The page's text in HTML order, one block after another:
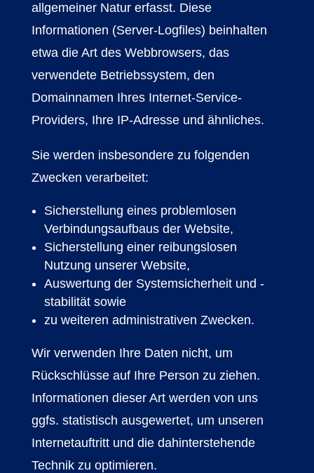
allgemeiner Natur erfasst. Diese
Informationen (Server-Logfiles) beinhalten
etwa die Art des Webbrowsers, das
verwendete Betriebssystem, den
Domainnamen Ihres Internet-Service-
Providers, Ihre IP-Adresse und ähnliches.
Sie werden insbesondere zu folgenden
Zwecken verarbeitet:
Sicherstellung eines problemlosen
Verbindungsaufbaus der Website,
Sicherstellung einer reibungslosen
Nutzung unserer Website,
Auswertung der Systemsicherheit und -
stabilität sowie
zu weiteren administrativen Zwecken.
Wir verwenden Ihre Daten nicht, um
Rückschlüsse auf Ihre Person zu ziehen.
Informationen dieser Art werden von uns
ggfs. statistisch ausgewertet, um unseren
Internetauftritt und die dahinterstehende
Technik zu optimieren.